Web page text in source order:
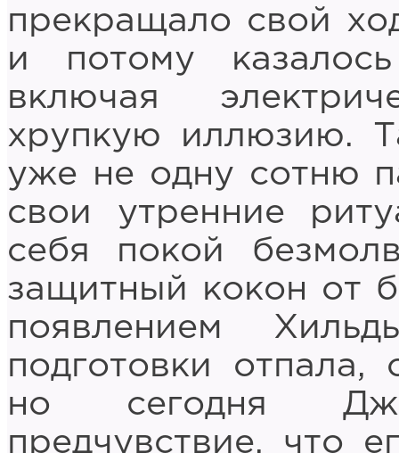
прекращало свой
и потому
включая
хрупкую иллюзию.
уже не одну сотню
свои утренние
себя покой
защитный кокон от
появлением
подготовки отпала,
но сегодня
предчувствие, что